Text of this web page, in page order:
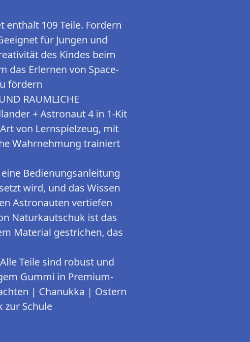
enthält 109 Teile. Fordern
für Jungen und
des Kindes beim
das Erlernen von Space-
fördern
RÄUMLICHE
+ Astronaut 4 in 1-Kit
von Lernspielzeug, mit
Wahrnehmung trainiert
eine Bedienungsanleitung
wird, und das Wissen
Astronauten vertiefen
Naturkautschuk ist das
Material gestrichen, das
Alle Teile sind robust und
Gummi in Premium-
| Chanukka | Ostern
zur Schule